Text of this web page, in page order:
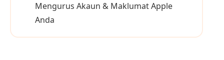
Mengurus Akaun & Maklumat Apple
Anda